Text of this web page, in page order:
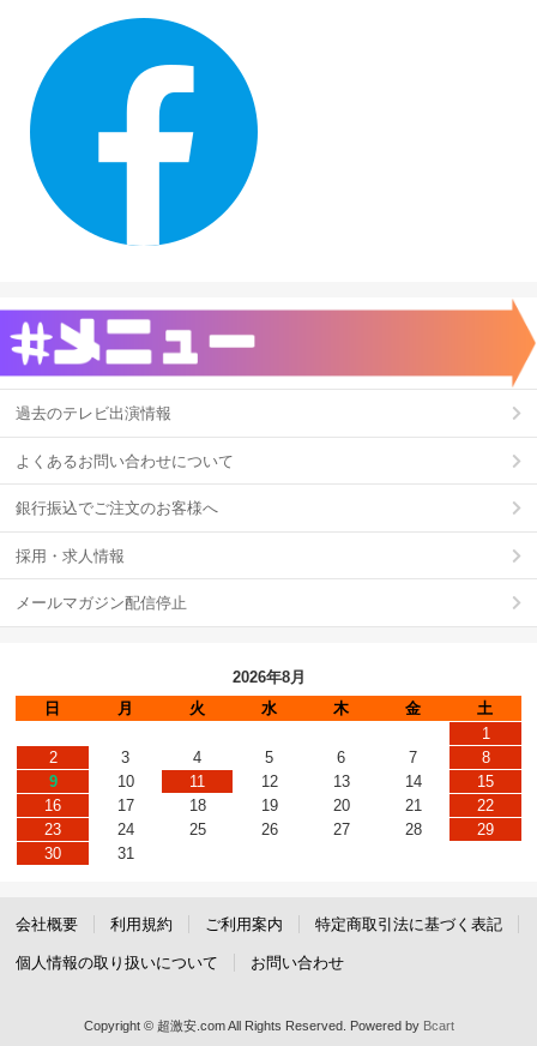
過去のテレビ出演情報
よくあるお問い合わせについて
銀行振込でご注文のお客様へ
採用・求人情報
メールマガジン配信停止
2026年8月
日
月 火 水 木 金
土
1
2
3 4 5 6 7
8
9
10 11 12 13 14
15
16
17 18 19 20 21
22
23
24 25 26 27 28
29
30
31
会社概要 利用規約 ご利用案内 特定商取引法に基づく表記
個人情報の取り扱いについて お問い合わせ
Copyright © 超激安.com All Rights Reserved. Powered by Bcart